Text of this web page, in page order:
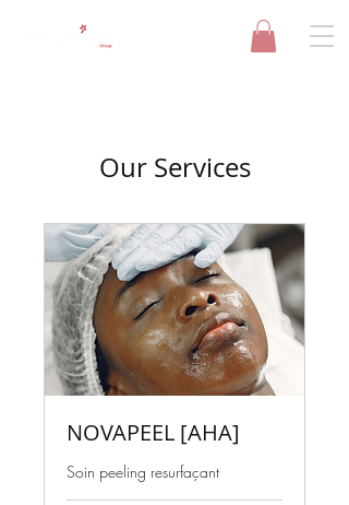
Our Services
NOVAPEEL [AHA]
Soin peeling resurfaçant